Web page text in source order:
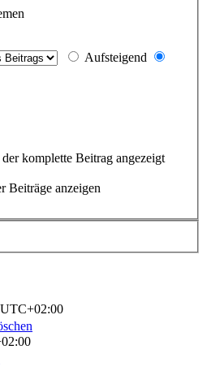
Aufsteigend
komplette Beitrag angezeigt
Beiträge anzeigen
UTC+02:00